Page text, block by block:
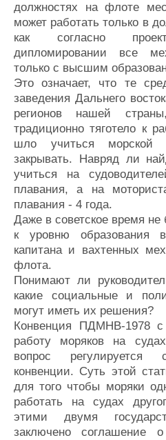
должностях на флоте
может работать только в
как согласно
дипломировании все
только с высшим
Это означает, что те
заведения Дальнего
регионов нашей
традиционно тяготело к
шло учиться морской
закрывать. Навряд ли
учиться на
плавания, а на
плавания - 4 года.
Даже в советское время не
к уровню образования
капитана и вахтенных
флота.
Понимают ли
какие социальные и
могут иметь их решения?
Конвенция ПДМНВ-1978 с
работу моряков на
вопрос регулируется
конвенции. Суть этой
для того чтобы моряки
работать на судах
этими двумя
заключено соглашение